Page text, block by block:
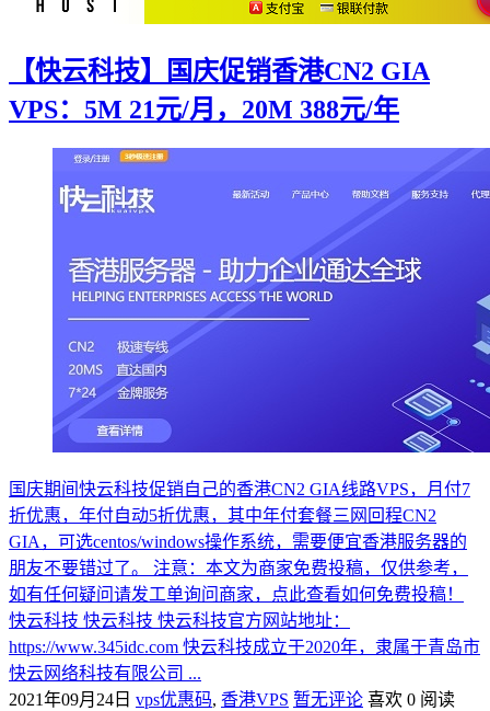
【快云科技】国庆促销香港CN2 GIA
VPS：5M 21元/月，20M 388元/年
国庆期间快云科技促销自己的香港CN2 GIA线路VPS，月付7
折优惠，年付自动5折优惠，其中年付套餐三网回程CN2
GIA，可选centos/windows操作系统，需要便宜香港服务器的
朋友不要错过了。 注意：本文为商家免费投稿，仅供参考，
如有任何疑问请发工单询问商家，点此查看如何免费投稿！
快云科技 快云科技 快云科技官方网站地址：
https://www.345idc.com 快云科技成立于2020年，隶属于青岛市
快云网络科技有限公司 ...
2021年09月24日 vps优惠码, 香港VPS 暂无评论 喜欢 0 阅读